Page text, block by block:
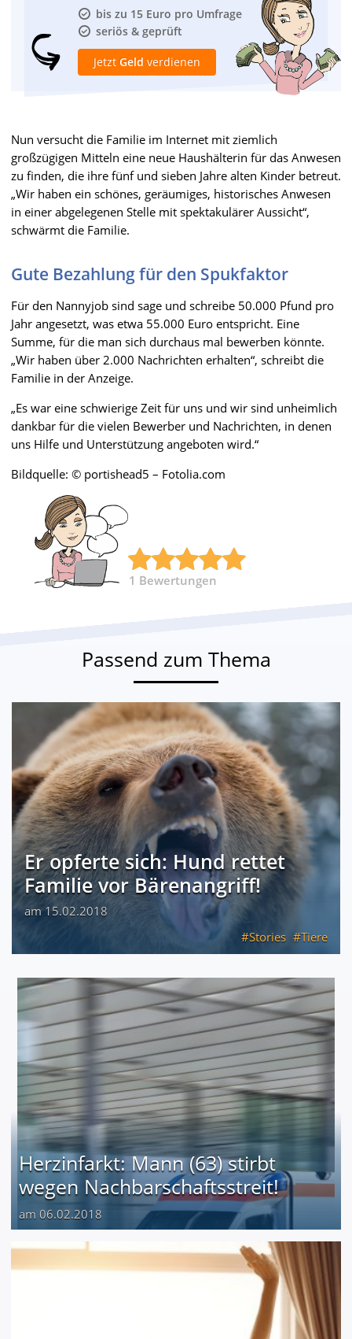
bis zu 15 Euro pro Umfrage
seriös & geprüft
Jetzt Geld verdienen
Nun versucht die Familie im Internet mit ziemlich
großzügigen Mitteln eine neue Haushälterin für das Anwesen
zu finden, die ihre fünf und sieben Jahre alten Kinder betreut.
„Wir haben ein schönes, geräumiges, historisches Anwesen
in einer abgelegenen Stelle mit spektakulärer Aussicht“,
schwärmt die Familie.
Gute Bezahlung für den Spukfaktor
Für den Nannyjob sind sage und schreibe 50.000 Pfund pro
Jahr angesetzt, was etwa 55.000 Euro entspricht. Eine
Summe, für die man sich durchaus mal bewerben könnte.
„Wir haben über 2.000 Nachrichten erhalten“, schreibt die
Familie in der Anzeige.
„Es war eine schwierige Zeit für uns und wir sind unheimlich
dankbar für die vielen Bewerber und Nachrichten, in denen
uns Hilfe und Unterstützung angeboten wird.“
Bildquelle: © portishead5 – Fotolia.com
1 Bewertungen
Passend zum Thema
Er opferte sich: Hund rettet
Familie vor Bärenangriff!
am 15.02.2018
Stories
Tiere
Herzinfarkt: Mann (63) stirbt
wegen Nachbarschaftsstreit!
am 06.02.2018